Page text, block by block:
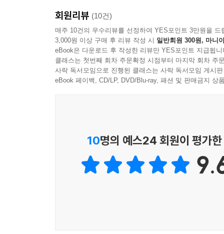
“꺼지지 않는 몸속 불길을 잡아라!”
뇌졸중, 심근경색, 치매, 암까지… 만성 염증과 질
뇌경색 환자는 처음 이틀이 고비다. 혈관이 막혀
세균 하나 침입하지 않았음에도 환자의 상태가
떠나야 할 염증이 몸속에 눌러앉을 때 시작된다.
결국 방어 기제는 나를 공격하는 질병의 경로
만성적인 손상을 입혀 뇌졸중과 심근경색을 일으
회원리뷰 (10건)
매주 10건의 우수리뷰를 선정하여 YES포인트 3만원을 드
3,000원 이상 구매 후 리뷰 작성 시 일반회원 300원, 마니
eBook은 다운로드 후 작성한 리뷰만 YES포인트 지급됩니
클래스는 첫번째 회차 주문확정 시점부터 마지막 회차 주
사락 독서모임으로 진행된 클래스는 사락 독서모임 게시
eBook 페이백, CD/LP, DVD/Blu-ray, 패션 및 판매금지 상
10명의 예스24 회원이 평가